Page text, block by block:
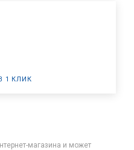
1 КЛИК
магазина и может